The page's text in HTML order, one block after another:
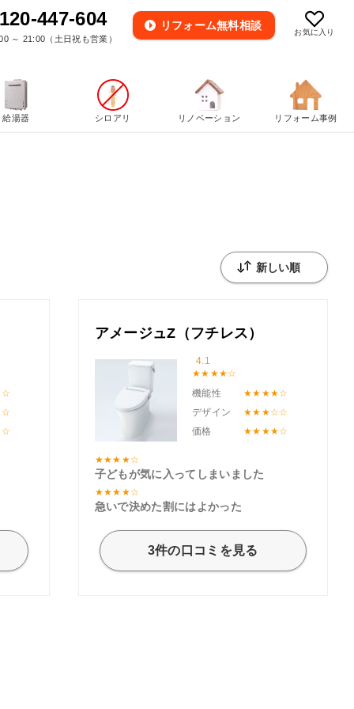
お気に入り
447-604
～ 21:00（土日祝も営業）
リフォーム無料相談
アメージュZ（フチレス）
4.1
機能性
デザイン
価格
子どもが気に入ってしまいました
急いで決めた割にはよかった
3件の口コミを見る
給湯器 シロアリ リノベーション リフォーム事例